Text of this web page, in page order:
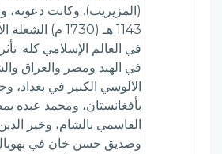
(المزيريب). وكانت دعوته،
1143 هـ (1730 م)
في العالم الإسلامي كله:
في الهند ومصر والعراق
الآلوسي الكبير في بغداد،
بأفغانستان، ومحمد عبده
القاسمي بالشام، وخير
وصديق حسن خان في